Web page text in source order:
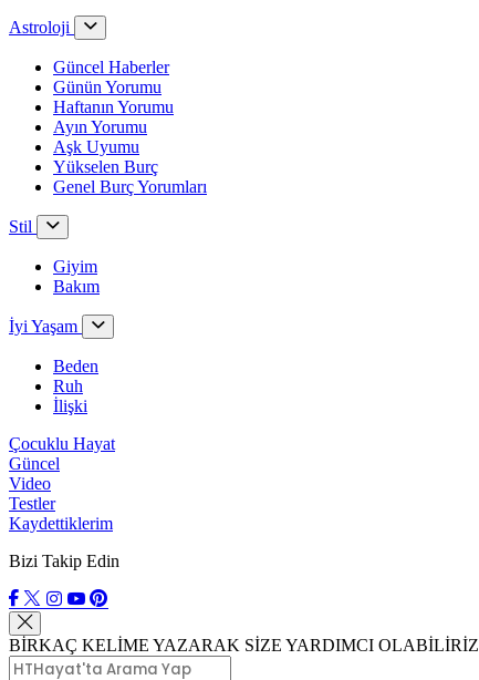
Astroloji
Güncel Haberler
Günün Yorumu
Haftanın Yorumu
Ayın Yorumu
Aşk Uyumu
Yükselen Burç
Genel Burç Yorumları
Stil
Giyim
Bakım
İyi Yaşam
Beden
Ruh
İlişki
Çocuklu Hayat
Güncel
Video
Testler
Kaydettiklerim
Bizi Takip Edin
BİRKAÇ KELİME YAZARAK SİZE YARDIMCI OLABİLİRİZ